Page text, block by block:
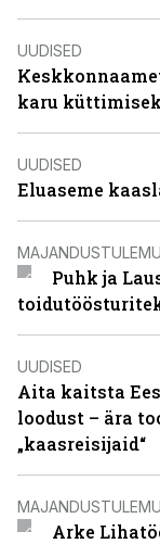
UUDISED
karu
UUDISED
Eluaseme
Puhk ja
UUDISED
Aita kaitsta
loodust – ära
„kaasreisijaid“
Arke